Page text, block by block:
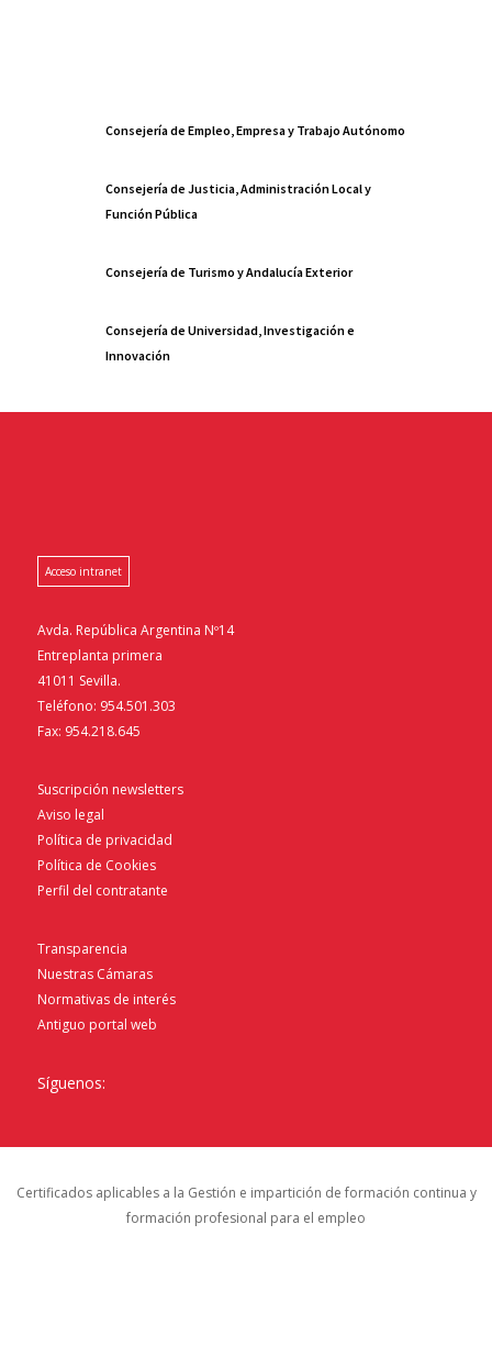
Consejería de Empleo, Empresa y Trabajo Autónomo
Consejería de Justicia, Administración Local y
Función Pública
Consejería de Turismo y Andalucía Exterior
Consejería de Universidad, Investigación e
Innovación
Acceso intranet
Avda. República Argentina Nº14
Entreplanta primera
41011 Sevilla.
Teléfono: 954.501.303
Fax: 954.218.645
Suscripción newsletters
Aviso legal
Política de privacidad
Política de Cookies
Perfil del contratante
Transparencia
Nuestras Cámaras
Normativas de interés
Antiguo portal web
Síguenos:
Certificados aplicables a la Gestión e impartición de formación continua y
formación profesional para el empleo